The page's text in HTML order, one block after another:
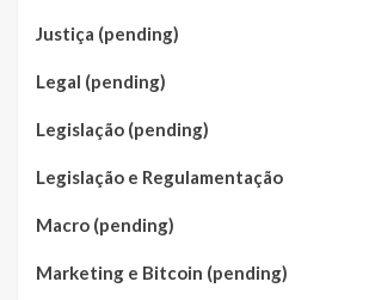
Justiça (pending)
Legal (pending)
Legislação (pending)
Legislação e Regulamentação
Macro (pending)
Marketing e Bitcoin (pending)